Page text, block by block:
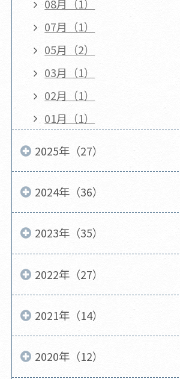
08月（1）
07月（1）
05月（2）
03月（1）
02月（1）
01月（1）
2025年（27）
2024年（36）
2023年（35）
2022年（27）
2021年（14）
2020年（12）